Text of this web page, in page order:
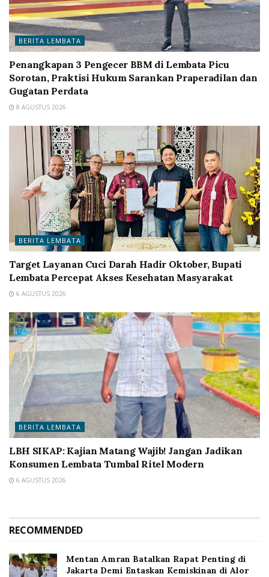
BERITA LEMBATA
Penangkapan 3 Pengecer BBM di Lembata Picu
Sorotan, Praktisi Hukum Sarankan Praperadilan dan
Gugatan Perdata
8 AGUSTUS 2026
BERITA LEMBATA
Target Layanan Cuci Darah Hadir Oktober, Bupati
Lembata Percepat Akses Kesehatan Masyarakat
6 AGUSTUS 2026
BERITA LEMBATA
LBH SIKAP: Kajian Matang Wajib! Jangan Jadikan
Konsumen Lembata Tumbal Ritel Modern
6 AGUSTUS 2026
RECOMMENDED
Mentan Amran Batalkan Rapat Penting di
Jakarta Demi Entaskan Kemiskinan di Alor